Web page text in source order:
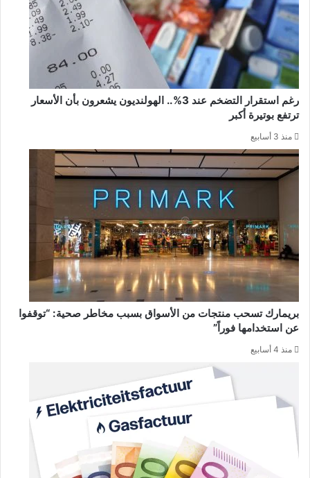
رغم استقرار التضخم عند 3%.. الهولنديون يشعرون بأن الأسعار
ترتفع بوتيرة أكبر
منذ 3 أسابيع
بريمارك تسحب منتجات من الأسواق بسبب مخاطر صحية: “توقفوا
عن استخدامها فوراً”
منذ 4 أسابيع